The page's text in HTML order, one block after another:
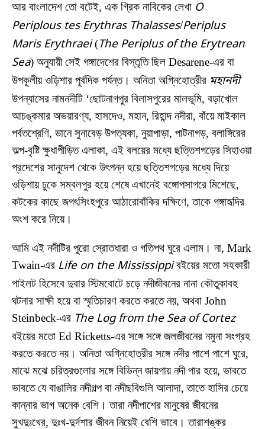
আর বাংলাদেশ তো বটেই, এক গ্রিক নাবিকের লেখা O
Periplous tes Erythras Thalasses/Periplus
Maris Erythraei(The Periplus of the Erytrean
Sea) অনুযায়ী সেই গঙ্গাদেশের বিস্তৃতি ছিল Desarene-এর বা
উপকূলীয় ওড়িশার পূর্বদিক পর্যন্ত। অনিতা অগ্নিহোত্রীর মহানদী
উপন্যাসের নামনদীটি ‘ছোটনাগপুর বিলাসপুরের মালভূমি, বড়াখোল
আচঙ্কমার অভয়ারণ্য, হাসদেও, মহান, রিহান্দ নদীরা, বাঁয়ে মাইকাল
পর্বতশ্রেণি, ডানে সুনাবেড় উপত্যকা, নুয়াপাড়া, পাটনাগড়, বলাঙ্গিরের
অল্প-বৃষ্টি ক্ষুধাপীড়িত এলাকা, এই বলয়ের মধ্যে ছত্তিশগড়ের সিহাওয়া
প্রদেশের সানুদেশ থেকে উৎপন্ন হয়ে ছত্তিশগড়ের মধ্যে দিয়ে
ওড়িশায় ঢুকে সম্বলপুর হয়ে শেষে এখানেই বঙ্গোপসাগরে মিশেছে,
কটকের কাছে জগৎসিংহপুরে আঠারোবাঁকির দক্ষিণে, তাকে গঙ্গাহৃদির
অংশ করে নিয়ে।
আমি এই নদীটির পুরো স্রোতধারা ও গতিপথ ঘুরে এলাম। না, Mark
Twain-এর Life on the Mississippiবইয়ের মতো সহকারী
পাইলট হিসেবে দুবার স্টিমবোটে চড়ে নদীজীবনের নানা কৌতুকাবহ
ঘটনার সাক্ষী হয়ে বা স্মৃতিচারণ করতে করতে নয়, অথবা John
Steinbeck-এর The Log from the Sea of Cortez
বইয়ের মতো Ed Ricketts-এর সঙ্গে সঙ্গে জলজীবনের নমুনা সংগ্রহ
করতে করতে নয়। অনিতা অগ্নিহোত্রীর সঙ্গে নদীর পাশে পাশে ঘুরে,
মাঝে মঝে চরিত্রগুলোর সঙ্গে বিভিন্ন জায়গায় নদী পার হয়ে, ভাবতে
ভাবতে যে বাঙালির নদীগল্প বা নদীছবিগুলি আলাদা, তাতে হাসির চেয়ে
কান্নার ভাগ অনেক বেশি। তারা নদীপাশের মানুষের জীবনের
সুখদুঃখের, দুঃখ-দুর্দশার জীবন নিয়েই বেশি ভাবে। তারাশঙ্কর